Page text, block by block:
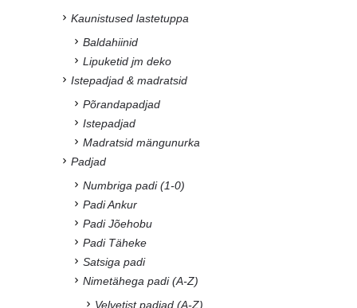
Kaunistused lastetuppa
Baldahiinid
Lipuketid jm deko
Istepadjad & madratsid
Põrandapadjad
Istepadjad
Madratsid mängunurka
Padjad
Numbriga padi (1-0)
Padi Ankur
Padi Jõehobu
Padi Täheke
Satsiga padi
Nimetähega padi (A-Z)
Velvetist padjad (A-Z)